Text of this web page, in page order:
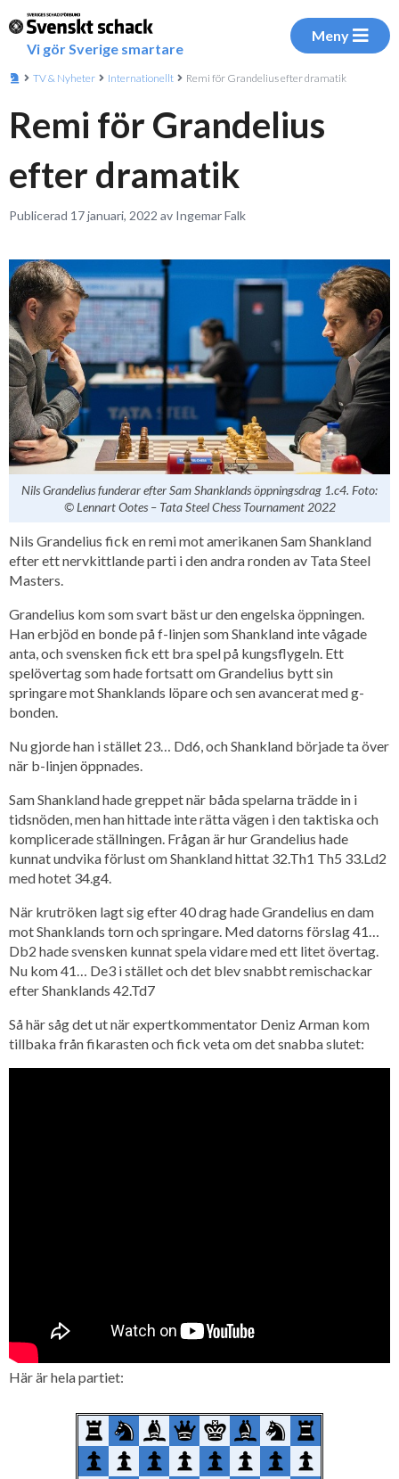
Vi gör Sverige smartare
Meny
TV & Nyheter Internationellt Remi för Grandelius efter dramatik
Remi för Grandelius
efter dramatik
Publicerad 17 januari, 2022 av Ingemar Falk
Nils Grandelius funderar efter Sam Shanklands öppningsdrag 1.c4. Foto:
© Lennart Ootes – Tata Steel Chess Tournament 2022
Nils Grandelius fick en remi mot amerikanen Sam Shankland
efter ett nervkittlande parti i den andra ronden av Tata Steel
Masters.
Grandelius kom som svart bäst ur den engelska öppningen.
Han erbjöd en bonde på f-linjen som Shankland inte vågade
anta, och svensken fick ett bra spel på kungsflygeln. Ett
spelövertag som hade fortsatt om Grandelius bytt sin
springare mot Shanklands löpare och sen avancerat med g-
bonden.
Nu gjorde han i stället 23… Dd6, och Shankland började ta över
när b-linjen öppnades.
Sam Shankland hade greppet när båda spelarna trädde in i
tidsnöden, men han hittade inte rätta vägen i den taktiska och
komplicerade ställningen. Frågan är hur Grandelius hade
kunnat undvika förlust om Shankland hittat 32.Th1 Th5 33.Ld2
med hotet 34.g4.
När krutröken lagt sig efter 40 drag hade Grandelius en dam
mot Shanklands torn och springare. Med datorns förslag 41…
Db2 hade svensken kunnat spela vidare med ett litet övertag.
Nu kom 41… De3 i stället och det blev snabbt remischackar
efter Shanklands 42.Td7
Så här såg det ut när expertkommentator Deniz Arman kom
tillbaka från fikarasten och fick veta om det snabba slutet:
Här är hela partiet: